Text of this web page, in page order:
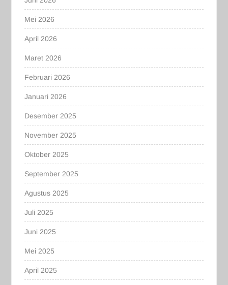
Mei 2026
April 2026
Maret 2026
Februari 2026
Januari 2026
Desember 2025
November 2025
Oktober 2025
September 2025
Agustus 2025
Juli 2025
Juni 2025
Mei 2025
April 2025